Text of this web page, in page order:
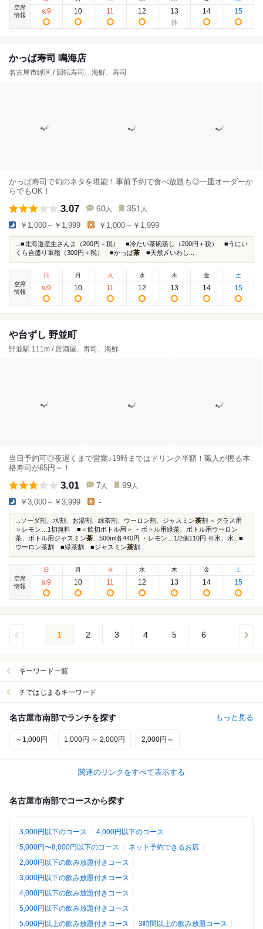
空席
情報
8/9 10 11 12 13 14 15
かっぱ寿司 鳴海店
名古屋市緑区 / 回転寿司、海鮮、寿司
かっぱ寿司で旬のネタを堪能！事前予約で食べ放題も◎一皿オーダーか
らでもOK！
3.07 60 人 351 人
￥1,000～￥1,999 ￥1,000～￥1,999
...■北海道産生さんま（200円＋税） ■冷たい茶碗蒸し（200円＋税） ■うにい
くら合盛り軍艦（300円＋税） ■かっぱ茶 ■天然〆いわし...
空席
情報
日
8/9
月
10
火
11
水
12
木
13
金
14
土
15
や台ずし 野並町
野並駅 111m / 居酒屋、寿司、海鮮
当日予約可◎夜遅くまで営業♪19時まではドリンク半額！職人が握る本
格寿司が65円～！
3.01 7 人 99 人
￥3,000～￥3,999 -
...ソーダ割、水割、お湯割、緑茶割、ウーロン割、ジャスミン茶割 ＜グラス用
＞レモン…1切無料 ■＜飲切ボトル用＞ ・ボトル用緑茶、ボトル用ウーロン
茶、ボトル用ジャスミン茶 …500ml各440円 ・レモン…1/2個110円 ※氷、水...■
ウーロン茶割 ■緑茶割 ■ジャスミン茶割...
空席
情報
日
8/9
月
10
火
11
水
12
木
13
金
14
土
15
1 2 3 4 5 6
キーワード一覧
チではじまるキーワード
名古屋市南部でランチを探す もっと見る
～1,000円 1,000円 ～ 2,000円 2,000円～
関連のリンクをすべて表示する
名古屋市南部でコースから探す
3,000円以下のコース
4,000円以下のコース
5,000円〜8,000円以下のコース
ネット予約できるお店
2,000円以下の飲み放題付きコース
3,000円以下の飲み放題付きコース
4,000円以下の飲み放題付きコース
5,000円以下の飲み放題付きコース
5,000円以上の飲み放題付きコース
3時間以上の飲み放題コース